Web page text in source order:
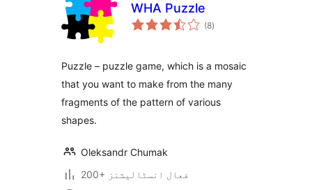
WHA Puzzle
(8مجموعی
درجہ
)
Puzzle – puzzle game, which is a mosaic
that you want to make from the many
fragments of the pattern of various
shapes.
Oleksandr Chumak
200+ فعال انسٹالیشنز